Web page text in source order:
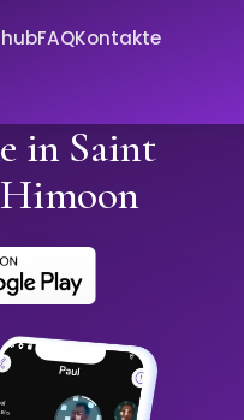
FAQKontakte
in Saint